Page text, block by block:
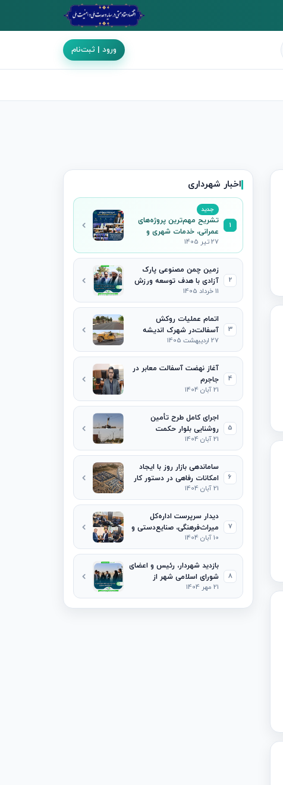
ورود | ثبت‌نام
اخبار شهرداری
1
جدید
تشریح مهم‌ترین پروژه‌های
عمرانی، خدمات شهری و
فرهنگی جاجرم در نشست
خبری شهردار
27 تیر 1405
2
زمین چمن مصنوعی پارک
آزادی با هدف توسعه ورزش
محلات افتتاح شد
11 خرداد 1405
3
اتمام عملیات روکش
آسفالت‌در شهرک اندیشه
27 اردیبهشت 1405
4
آغاز نهضت آسفالت معابر در
جاجرم
21 آبان 1404
5
اجرای کامل طرح تأمین
روشنایی بلوار حکمت
21 آبان 1404
6
ساماندهی بازار روز با ایجاد
امکانات رفاهی در دستور کار
قرار گرفت
21 آبان 1404
7
دیدار سرپرست اداره‌کل
میراث‌فرهنگی، صنایع‌دستی و
گردشگری خراسان شمالی با
شهردار و رئیس شورای
اسلامی شهر جاجرم
10 آبان 1404
8
بازدید شهردار، رئیس و اعضای
شورای اسلامی شهر از
پروژه‌های فعال در سطح شهر
21 مهر 1404